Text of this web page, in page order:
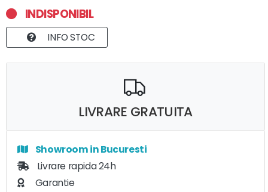
INDISPONIBIL
INFO STOC
LIVRARE GRATUITA
Showroom in Bucuresti
Livrare rapida 24h
Garantie